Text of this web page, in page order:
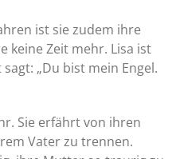
ist sie zudem ihre
keine Zeit mehr. Lisa ist
„Du bist mein Engel.
Sie erfährt von ihren
Vater zu trennen.